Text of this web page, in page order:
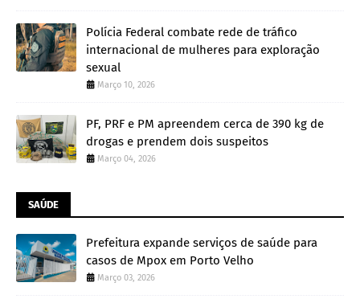
Polícia Federal combate rede de tráfico
internacional de mulheres para exploração
sexual
Março 10, 2026
PF, PRF e PM apreendem cerca de 390 kg de
drogas e prendem dois suspeitos
Março 04, 2026
SAÚDE
Prefeitura expande serviços de saúde para
casos de Mpox em Porto Velho
Março 03, 2026